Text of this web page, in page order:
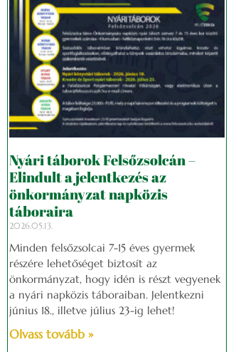
Nyári táborok Felsőzsolcán –
Elindult a jelentkezés az
önkormányzat napközis
táboraira
2026.05.13.
Minden felsőzsolcai 7-15 éves gyermek
részére lehetőséget biztosít az
önkormányzat, hogy idén is részt vegyenek
a nyári napközis táboraiban. Jelentkezni
június 18., illetve július 23-ig lehet!
Olvass tovább »